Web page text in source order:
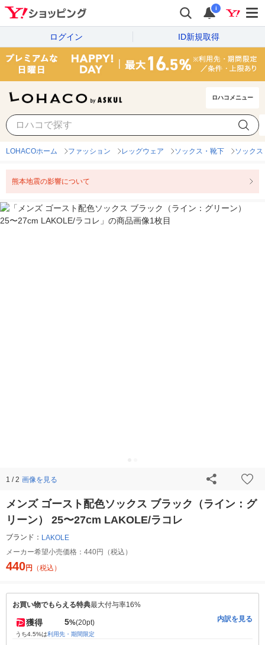
i
ログイン ID新規取得
ロハコメニュー
LOHACOホーム ファッション レッグウェア ソックス・靴下 ソック
熊本地震の影響について
1 / 2 画像を見る
メンズ ゴースト配色ソックス ブラック（ライン：グ
リーン） 25〜27cm LAKOLE/ラコレ
ブランド： LAKOLE
メーカー希望小売価格： 440円（税込）
440円 （税込）
お買い物でもらえる特典最大付与率16%
獲得 5%(20pt)
うち4.5%は利用先・期間限定
内訳を見る